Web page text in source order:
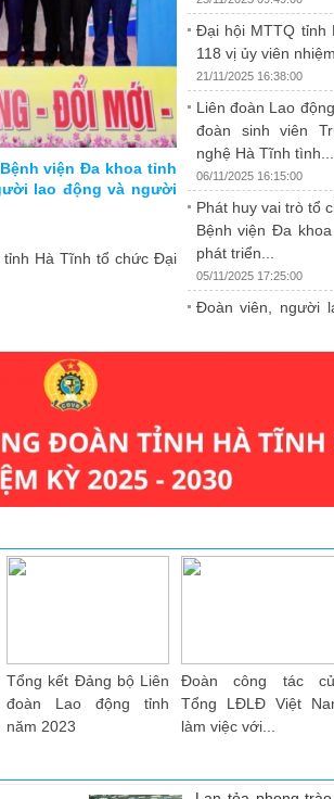
đoàn Hà Tĩnh lần
việc với Ban Thường
đoàn về công tác chuẩn
Tăng cường kỹ
bộ công đoàn Hà
25/11/2025 09:54:00
Sáng ngày 19/11,
đoàn Lao động Việt
vệ môi trường và an
trong toàn tỉnh.
viện Đa khoa tỉnh
lao động và người
Hà Tĩnh tổ chức Đại
Đại hội MTTQ tỉnh
118 vị ủy viên
21/11/2025 16:38:00
Liên đoàn Lao
đoàn sinh viên
nghệ Hà Tĩnh tình...
06/11/2025 16:15:00
Phát huy vai trò tổ
Bệnh viện Đa
phát triển...
05/11/2025 17:25:00
Đoàn viên, người
theo quy định
trao hỗ trợ
"Mái ấm Công
Một tiết mục văn nghệ
tại Lễ phát động Tháng
Tập